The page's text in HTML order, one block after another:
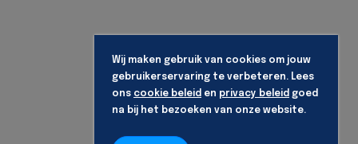
Wij maken gebruik van cookies om jouw
gebruikerservaring te verbeteren. Lees
ons cookie beleid en privacy beleid goed
na bij het bezoeken van onze website.